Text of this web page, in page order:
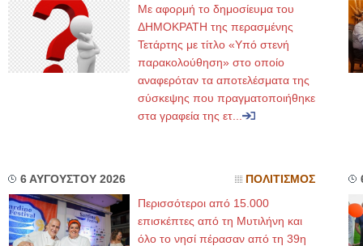
Με αφορμή το δημοσίευμα του
ΔΗΜΟΚΡΑΤΗ της περασμένης
Τετάρτης με τίτλο «Υπό στενή
παρακολούθηση» στο οποίο
αναφερόταν τα αποτελέσματα της
σύσκεψης που πραγματοποιήθηκε
στα γραφεία της ετ...
6 ΑΥΓΟΥΣΤΟΥ 2026 ΠΟΛΙΤΙΣΜΟΣ
Περισσότεροι από 15.000
επισκέπτες από τη Μυτιλήνη και
όλο το νησί πέρασαν από τη 39η